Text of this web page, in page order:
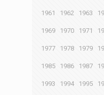
1961 1962 1963
1969 1970 1971
1977 1978 1979
1985 1986 1987
1993 1994 1995